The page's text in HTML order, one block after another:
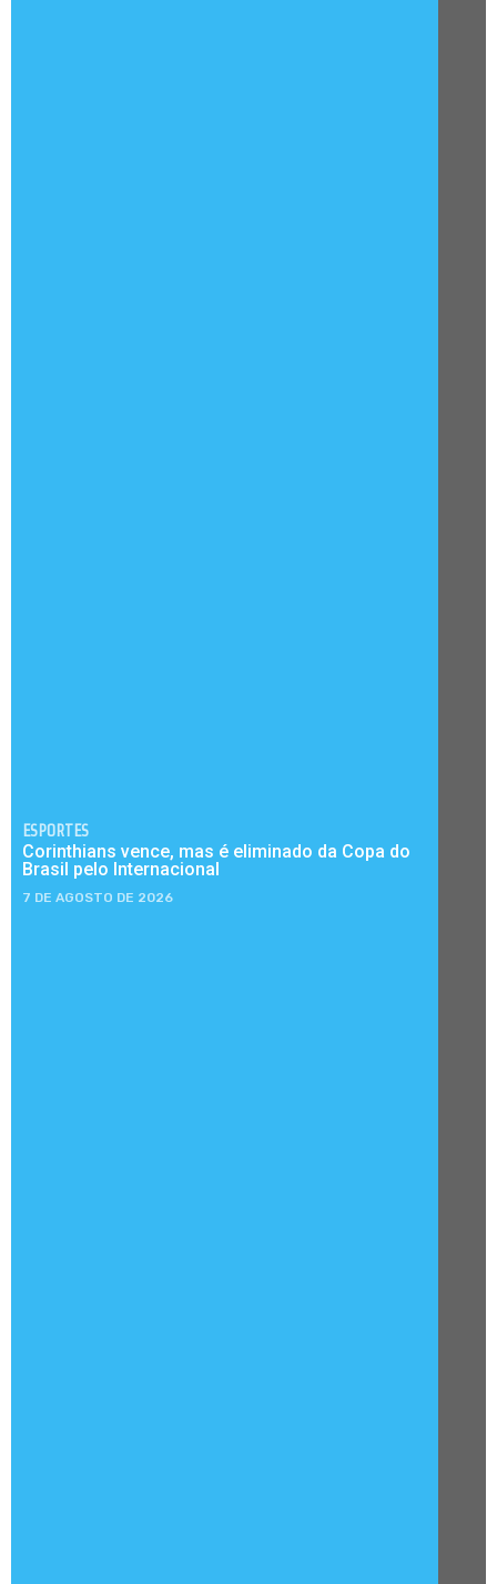
ESPORTES
Corinthians vence, mas é eliminado da Copa do
Brasil pelo Internacional
7 DE AGOSTO DE 2026